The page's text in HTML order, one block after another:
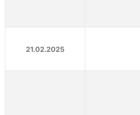
21.02.2025